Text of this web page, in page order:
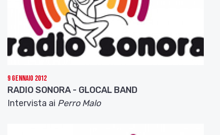
9 Gennaio 2012
RADIO SONORA - GLOCAL BAND
Intervista ai Perro Malo